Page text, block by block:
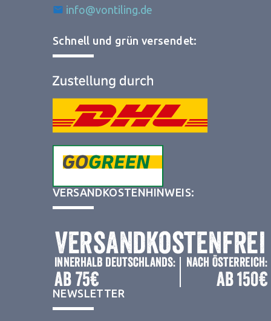
Wir verwenden Technologien wie Cookies, um Geräteinformationen zu
speichern und/oder darauf zuzugreifen. Wir tun dies, um das Browsing-
zu verbessern und um (nicht) personalisierte Werbung anzuzeigen. Wenn
info@vontiling.de
Schnell und grün versendet:
VERSANDKOSTENHINWEIS:
NEWSLETTER